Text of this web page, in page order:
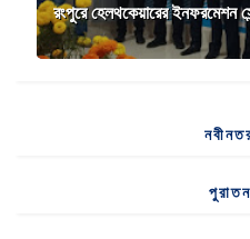
রংপুরে হেলথকেয়ারের ইনফরমেশন